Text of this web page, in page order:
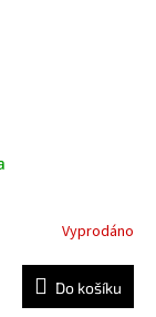
Vyprodáno
Do košíku